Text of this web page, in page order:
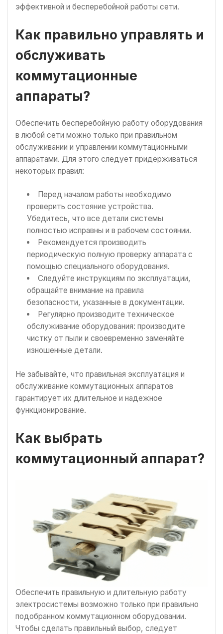
эффективной и бесперебойной работы сети.
Как правильно управлять и
обслуживать
коммутационные
аппараты?
Обеспечить бесперебойную работу оборудования
в любой сети можно только при правильном
обслуживании и управлении коммутационными
аппаратами. Для этого следует придерживаться
некоторых правил:
Перед началом работы необходимо
проверить состояние устройства.
Убедитесь, что все детали системы
полностью исправны и в рабочем состоянии.
Рекомендуется производить
периодическую полную проверку аппарата с
помощью специального оборудования.
Следуйте инструкциям по эксплуатации,
обращайте внимание на правила
безопасности, указанные в документации.
Регулярно производите техническое
обслуживание оборудования: производите
чистку от пыли и своевременно заменяйте
изношенные детали.
Не забывайте, что правильная эксплуатация и
обслуживание коммутационных аппаратов
гарантирует их длительное и надежное
функционирование.
Как выбрать
коммутационный аппарат?
Обеспечить правильную и длительную работу
электросистемы возможно только при правильно
подобранном коммутационном оборудовании.
Чтобы сделать правильный выбор, следует